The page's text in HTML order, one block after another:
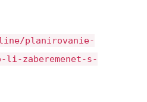
planirovanie-
li-zaberemenet-s-